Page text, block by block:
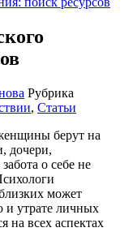
Рубрика
, Статьи
берут на
дочери,
о себе не
может
и утрате личных
на всех аспектах